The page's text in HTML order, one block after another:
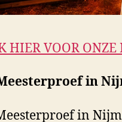
HIER VOOR
in
in